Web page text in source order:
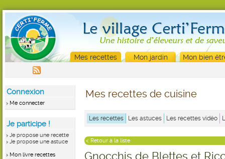
Mes recettes Mon jardin Mon bien
Connexion
Me connecter
Je participe !
Je propose une recette
Je propose une astuce
Mon livre recettes
Mes recettes de cuisine
Les recettes Les astuces Les recettes vidéo
< Retour à la liste
Gnocchis de Blettes et